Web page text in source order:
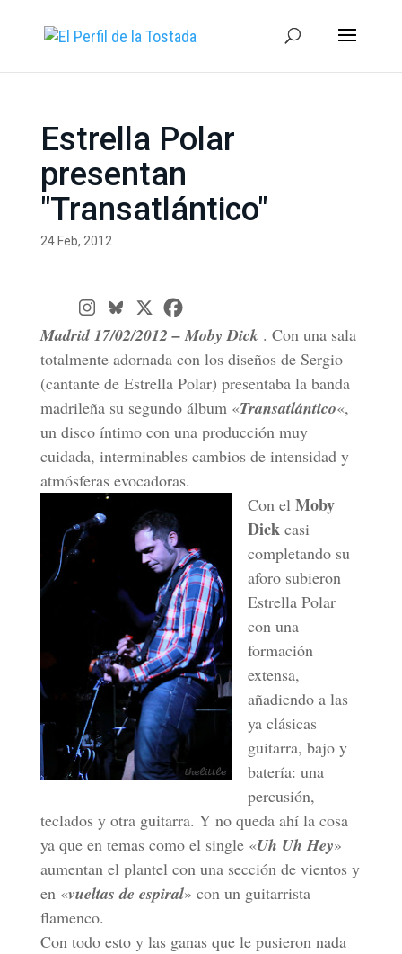
Estrella Polar
presentan
"Transatlántico"
24 Feb, 2012
Madrid 17/02/2012 – Moby Dick . Con una sala
totalmente adornada con los diseños de Sergio
(cantante de Estrella Polar) presentaba la banda
madrileña su segundo álbum «Transatlántico«,
un disco íntimo con una producción muy
cuidada, interminables cambios de intensidad y
atmósferas evocadoras.
Con el Moby
Dickcasi
completando su
aforo subieron
Estrella Polar
con una
formación
extensa,
añadiendo a las
ya clásicas
guitarra, bajo y
batería: una
percusión,
teclados y otra guitarra. Y no queda ahí la cosa
ya que en temas como el single «Uh Uh Hey»
aumentan el plantel con una sección de vientos y
en «vueltas de espiral» con un guitarrista
flamenco.
Con todo esto y las ganas que le pusieron nada